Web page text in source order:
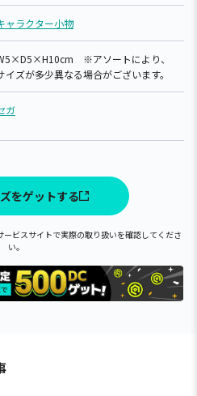
ャラクター小物
※アソートにより、
イズが多少異なる場合がございます。
ガ
をゲットする
ビスサイトで実際の取り扱いを確認してくださ
い。